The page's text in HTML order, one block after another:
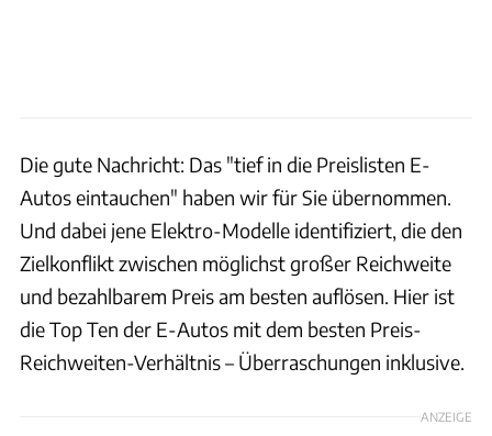
Die gute Nachricht: Das "tief in die Preislisten E-
Autos eintauchen" haben wir für Sie übernommen.
Und dabei jene Elektro-Modelle identifiziert, die den
Zielkonflikt zwischen möglichst großer Reichweite
und bezahlbarem Preis am besten auflösen. Hier ist
die Top Ten der E-Autos mit dem besten Preis-
Reichweiten-Verhältnis – Überraschungen inklusive.
ANZEIGE